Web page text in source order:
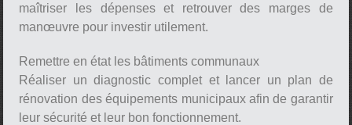
maîtriser les dépenses et retrouver des marges de
manœuvre pour investir utilement.
Remettre en état les bâtiments communaux
Réaliser un diagnostic complet et lancer un plan de
rénovation des équipements municipaux afin de garantir
leur sécurité et leur bon fonctionnement.